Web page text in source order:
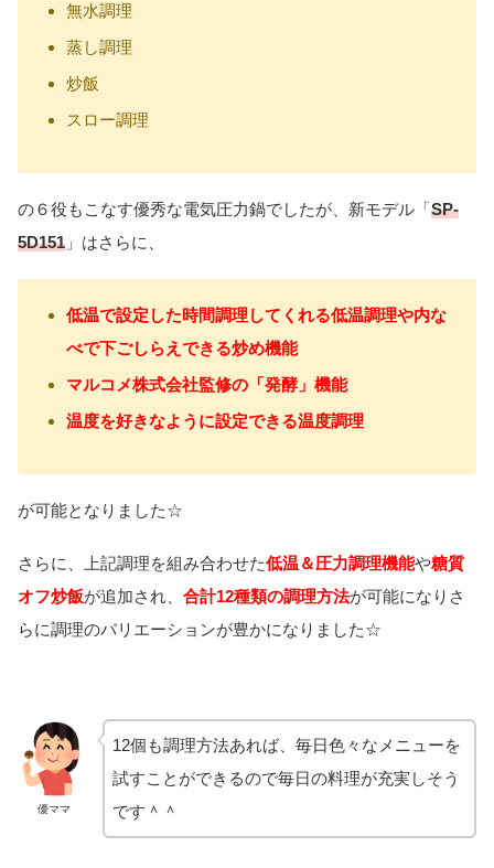
無水調理
蒸し調理
炒飯
スロー調理
の６役もこなす優秀な電気圧力鍋でしたが、新モデル「SP-
5D151 」はさらに、
低温で設定した時間調理してくれる低温調理や内な
べで下ごしらえできる炒め機能
マルコメ株式会社監修の「発酵」機能
温度を好きなように設定できる温度調理
が可能となりました☆
さらに、上記調理を組み合わせた低温＆圧力調理機能や糖質
オフ炒飯が追加され、 合計12種類の調理方法が可能になりさ
らに調理のバリエーションが豊かになりました☆
優ママ
12個も調理方法あれば、毎日色々なメニューを
試すことができるので毎日の料理が充実しそう
です＾＾